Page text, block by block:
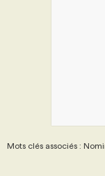
Mots clés associés :